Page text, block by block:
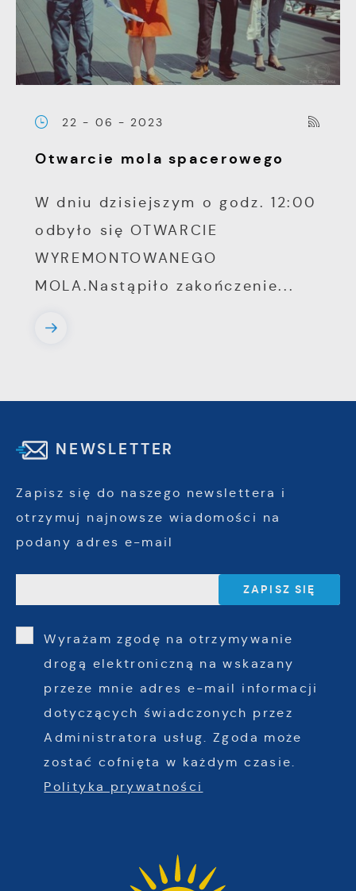
22 - 06 - 2023
Otwarcie mola spacerowego
W dniu dzisiejszym o godz. 12:00
odbyło się OTWARCIE
WYREMONTOWANEGO
MOLA.Nastąpiło zakończenie...
NEWSLETTER
Zapisz się do naszego newslettera i
otrzymuj najnowsze wiadomości na
podany adres e-mail
Wyrażam zgodę na otrzymywanie
drogą elektroniczną na wskazany
przeze mnie adres e-mail informacji
dotyczących świadczonych przez
Administratora usług. Zgoda może
zostać cofnięta w każdym czasie.
Polityka prywatności